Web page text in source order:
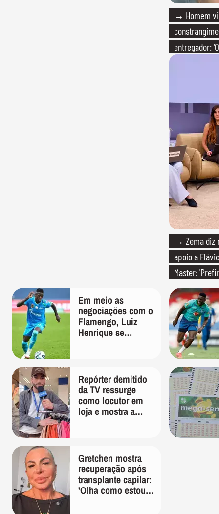
→ Homem
entregador:
→ Zema diz
apoio a
Master:
PT'
Em meio as
negociações com o
Flamengo, Luiz
Henrique se
Repórter demitido
da TV ressurge
como locutor em
loja e mostra a
Gretchen mostra
recuperação após
transplante capilar:
'Olha como estou